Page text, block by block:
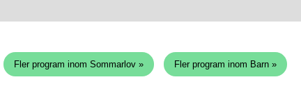
Fler program inom Sommarlov » Fler program inom Barn »